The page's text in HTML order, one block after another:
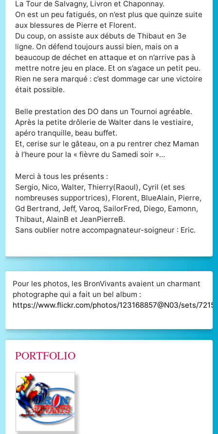
La Tour de Salvagny, Livron et Chaponnay.
On est un peu fatigués, on n’est plus que quinze suite
aux blessures de Pierre et Florent.
Du coup, on assiste aux débuts de Thibaut en 3e
ligne. On défend toujours aussi bien, mais on a
beaucoup de déchet en attaque et on n’arrive pas à
mettre notre jeu en place. Et on s’agace un petit peu.
Rien ne sera marqué : c’est dommage car une victoire
était possible.
Belle prestation des DO dans un Tournoi agréable.
Après la petite drôlerie de Walter dans le vestiaire,
apéro tranquille, beau buffet.
Et, cerise sur le gâteau, on a pu rentrer chez Maman
à l’heure pour la « fièvre du Samedi soir »…
Merci à tous les présents :
Sergio, Nico, Walter, Thierry(Raoul), Cyril (et ses
nombreuses supportrices), Florent, BlueAlain, Pierre,
Gd Bertrand, Jeff, Varoq, SailorFred, Diego, Eamonn,
Thibaut, AlainB et JeanPierreB.
Sans oublier notre accompagnateur-soigneur : Eric.
Pour les photos, les BronVivants avaient un charmant
photographe qui a fait un bel album :
https://www.flickr.com/photos/123168857@N03/sets/
PORTFOLIO